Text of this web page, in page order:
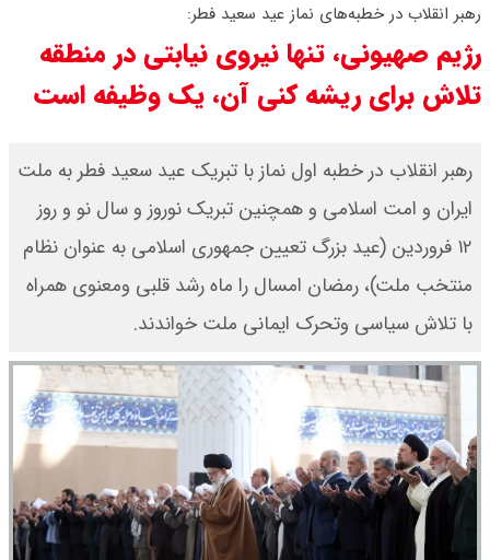
برتر می رسد ؟
دهد؟
بنزین برای دولت چقدر تمام می شود؟
یک ادعا: برخی مالکان اجاره بها را ۶۰
درصد افزایش می دهند
رهبر انقلاب در خطبه‌های نماز عید سعید فطر:
رژیم صهیونی، تنها نیروی نیابتی در منطقه
تلاش برای ریشه کنی آن، یک وظیفه است
رهبر انقلاب در خطبه اول نماز با تبریک عید سعید فطر به ملت
ایران و امت اسلامی و همچنین تبریک نوروز و سال نو و روز
۱۲ فروردین (عید بزرگ تعیین جمهوری اسلامی به عنوان نظام
منتخب ملت)، رمضان امسال را ماه رشد قلبی ومعنوی همراه
با تلاش سیاسی وتحرک ایمانی ملت خواندند.